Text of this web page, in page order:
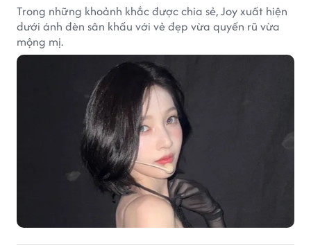
Trong những khoảnh khắc được chia sẻ, Joy xuất hiện
dưới ánh đèn sân khấu với vẻ đẹp vừa quyến rũ vừa
mộng mị.